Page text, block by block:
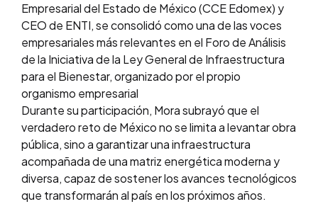
Empresarial del Estado de México (CCE Edomex) y
CEO de ENTI, se consolidó como una de las voces
empresariales más relevantes en el Foro de Análisis
de la Iniciativa de la Ley General de Infraestructura
para el Bienestar, organizado por el propio
organismo empresarial
Durante su participación, Mora subrayó que el
verdadero reto de México no se limita a levantar obra
pública, sino a garantizar una infraestructura
acompañada de una matriz energética moderna y
diversa, capaz de sostener los avances tecnológicos
que transformarán al país en los próximos años.